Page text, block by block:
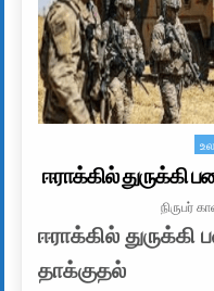
ஈராக்கில் துருக்கி
AUTHOR:
நிருபர்
ஈராக்கில்
தாக்குதல்